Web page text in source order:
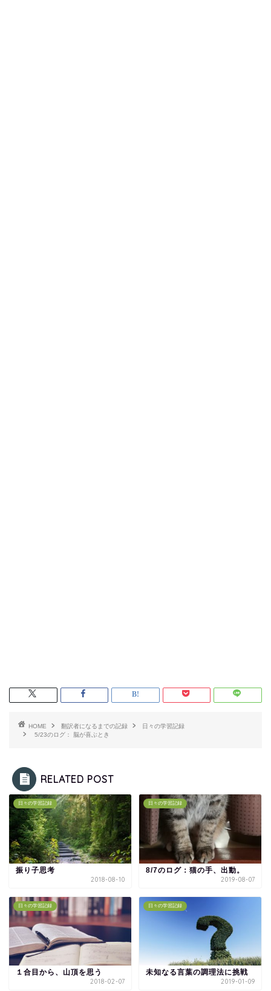
HOME 翻訳者になるまでの記録
日々の学習記録
5/23のログ： 脳が喜ぶとき
RELATED POST
日々の学習記録
振り子思考
2018-08-10
日々の学習記録
8/7のログ：猫の手、出動。
2019-08-07
日々の学習記録
１合目から、山頂を思う
2018-02-07
日々の学習記録
未知なる言葉の調理法に挑戦
2019-01-09